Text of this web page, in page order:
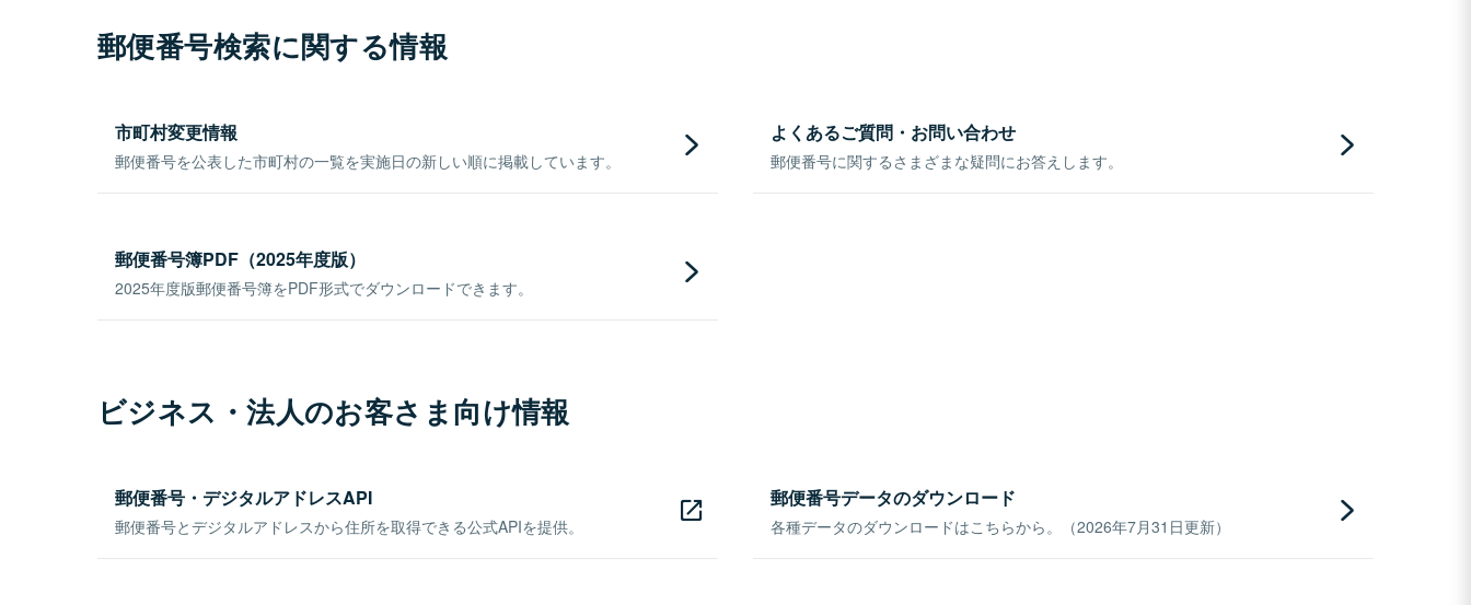
郵便番号検索に関する情報
市町村変更情報
郵便番号を公表した市町村の一覧を実施日の新しい順に掲載しています。
よくあるご質問・お問い合わせ
郵便番号に関するさまざまな疑問にお答えします。
郵便番号簿PDF（2025年度版）
2025年度版郵便番号簿をPDF形式でダウンロードできます。
ビジネス・法人のお客さま向け情報
郵便番号・デジタルアドレスAPI
郵便番号とデジタルアドレスから住所を取得できる公式APIを提供。
郵便番号データのダウンロード
各種データのダウンロードはこちらから。（2026年7月31日更新）